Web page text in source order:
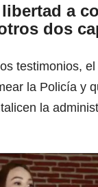
a
dos
testimonios,
la Policía y
la